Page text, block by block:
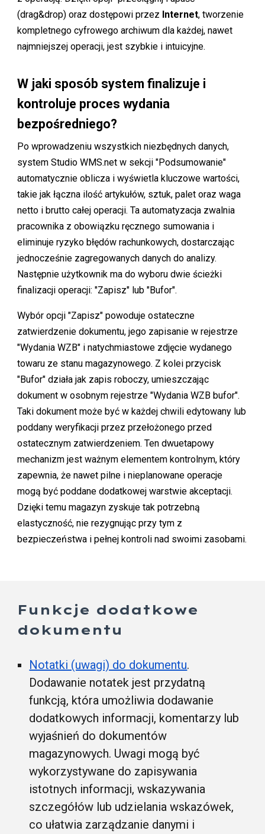
(drag&drop) oraz dostępowi przez Internet, tworzenie
kompletnego cyfrowego archiwum dla każdej, nawet
najmniejszej operacji, jest szybkie i intuicyjne.
W jaki sposób system finalizuje i
kontroluje proces wydania
bezpośredniego?
Po wprowadzeniu wszystkich niezbędnych danych,
system Studio WMS.net w sekcji "Podsumowanie"
automatycznie oblicza i wyświetla kluczowe wartości,
takie jak łączna ilość artykułów, sztuk, palet oraz waga
netto i brutto całej operacji. Ta automatyzacja zwalnia
pracownika z obowiązku ręcznego sumowania i
eliminuje ryzyko błędów rachunkowych, dostarczając
jednocześnie zagregowanych danych do analizy.
Następnie użytkownik ma do wyboru dwie ścieżki
finalizacji operacji: "Zapisz" lub "Bufor".
Wybór opcji "Zapisz" powoduje ostateczne
zatwierdzenie dokumentu, jego zapisanie w rejestrze
"Wydania WZB" i natychmiastowe zdjęcie wydanego
towaru ze stanu magazynowego. Z kolei przycisk
"Bufor" działa jak zapis roboczy, umieszczając
dokument w osobnym rejestrze "Wydania WZB bufor".
Taki dokument może być w każdej chwili edytowany lub
poddany weryfikacji przez przełożonego przed
ostatecznym zatwierdzeniem. Ten dwuetapowy
mechanizm jest ważnym elementem kontrolnym, który
zapewnia, że nawet pilne i nieplanowane operacje
mogą być poddane dodatkowej warstwie akceptacji.
Dzięki temu magazyn zyskuje tak potrzebną
elastyczność, nie rezygnując przy tym z
bezpieczeństwa i pełnej kontroli nad swoimi zasobami.
Funkcje dodatkowe
dokumentu
Notatki (uwagi) do dokumentu.
Dodawanie notatek jest przydatną
funkcją, która umożliwia dodawanie
dodatkowych informacji, komentarzy lub
wyjaśnień do dokumentów
magazynowych. Uwagi mogą być
wykorzystywane do zapisywania
istotnych informacji, wskazywania
szczegółów lub udzielania wskazówek,
co ułatwia zarządzanie danymi i